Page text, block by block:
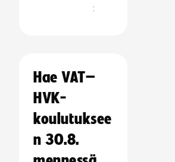
:
Hae VAT–
HVK-
koulutuksee
n 30.8.